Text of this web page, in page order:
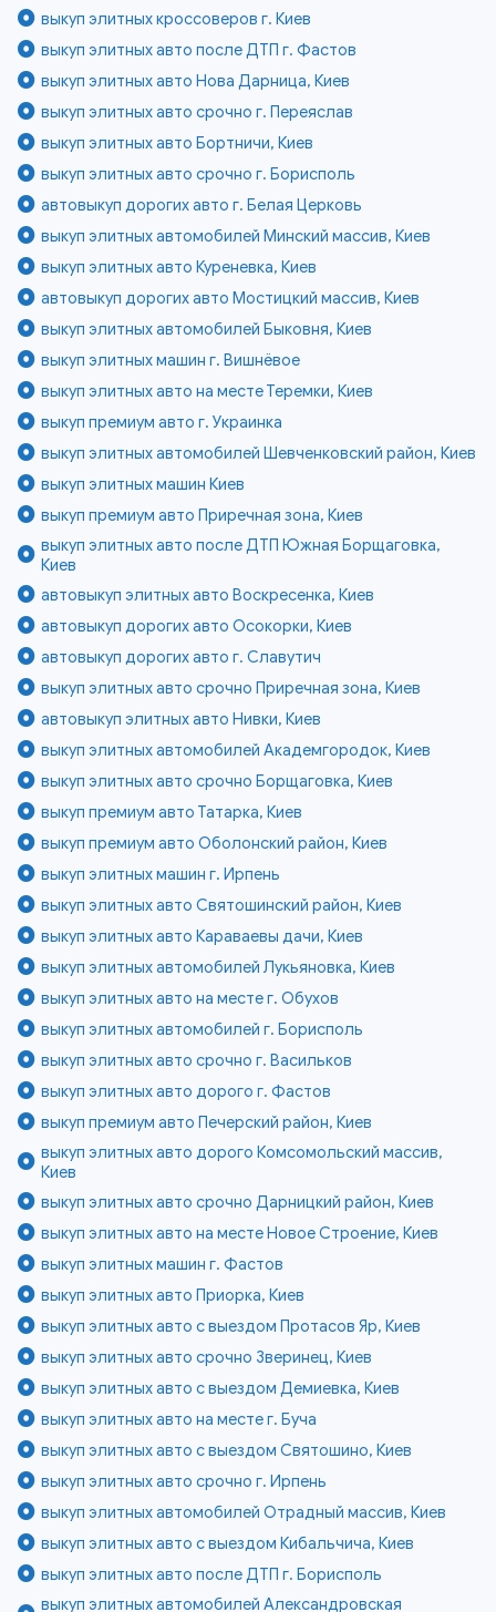
выкуп элитных кроссоверов г. Киев
выкуп элитных авто после ДТП г. Фастов
выкуп элитных авто Нова Дарница, Киев
выкуп элитных авто срочно г. Переяслав
выкуп элитных авто Бортничи, Киев
выкуп элитных авто срочно г. Борисполь
автовыкуп дорогих авто г. Белая Церковь
выкуп элитных автомобилей Минский массив, Киев
выкуп элитных авто Куреневка, Киев
автовыкуп дорогих авто Мостицкий массив, Киев
выкуп элитных автомобилей Быковня, Киев
выкуп элитных машин г. Вишнёвое
выкуп элитных авто на месте Теремки, Киев
выкуп премиум авто г. Украинка
выкуп элитных автомобилей Шевченковский район, Киев
выкуп элитных машин Киев
выкуп премиум авто Приречная зона, Киев
выкуп элитных авто после ДТП Южная Борщаговка,
Киев
автовыкуп элитных авто Воскресенка, Киев
автовыкуп дорогих авто Осокорки, Киев
автовыкуп дорогих авто г. Славутич
выкуп элитных авто срочно Приречная зона, Киев
автовыкуп элитных авто Нивки, Киев
выкуп элитных автомобилей Академгородок, Киев
выкуп элитных авто срочно Борщаговка, Киев
выкуп премиум авто Татарка, Киев
выкуп премиум авто Оболонский район, Киев
выкуп элитных машин г. Ирпень
выкуп элитных авто Святошинский район, Киев
выкуп элитных авто Караваевы дачи, Киев
выкуп элитных автомобилей Лукьяновка, Киев
выкуп элитных авто на месте г. Обухов
выкуп элитных автомобилей г. Борисполь
выкуп элитных авто срочно г. Васильков
выкуп элитных авто дорого г. Фастов
выкуп премиум авто Печерский район, Киев
выкуп элитных авто дорого Комсомольский массив,
Киев
выкуп элитных авто срочно Дарницкий район, Киев
выкуп элитных авто на месте Новое Строение, Киев
выкуп элитных машин г. Фастов
выкуп элитных авто Приорка, Киев
выкуп элитных авто с выездом Протасов Яр, Киев
выкуп элитных авто срочно Зверинец, Киев
выкуп элитных авто с выездом Демиевка, Киев
выкуп элитных авто на месте г. Буча
выкуп элитных авто с выездом Святошино, Киев
выкуп элитных авто срочно г. Ирпень
выкуп элитных автомобилей Отрадный массив, Киев
выкуп элитных авто с выездом Кибальчича, Киев
выкуп элитных авто после ДТП г. Борисполь
выкуп элитных автомобилей Александровская